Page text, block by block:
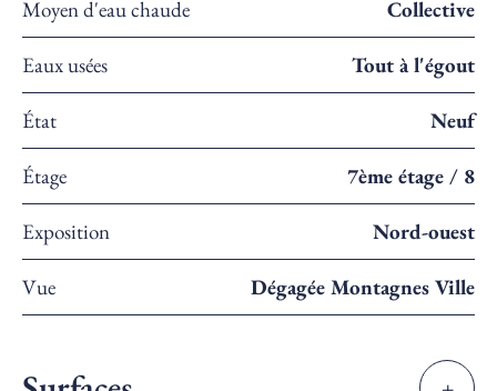
Moyen d'eau chaude
Collective
Eaux usées
Tout à l'égout
État
Neuf
Étage
7ème étage / 8
Exposition
Nord-ouest
Vue
Dégagée Montagnes Ville